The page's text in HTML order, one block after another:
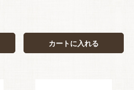
カートに入れる